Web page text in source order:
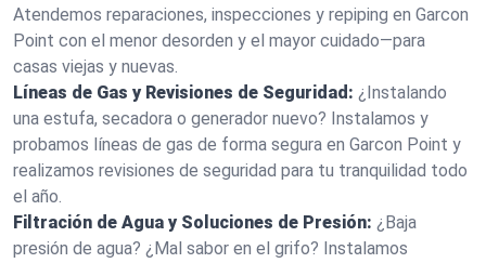
Atendemos reparaciones, inspecciones y repiping en Garcon
Point con el menor desorden y el mayor cuidado—para
casas viejas y nuevas.
Líneas de Gas y Revisiones de Seguridad: ¿Instalando
una estufa, secadora o generador nuevo? Instalamos y
probamos líneas de gas de forma segura en Garcon Point y
realizamos revisiones de seguridad para tu tranquilidad todo
el año.
Filtración de Agua y Soluciones de Presión: ¿Baja
presión de agua? ¿Mal sabor en el grifo? Instalamos